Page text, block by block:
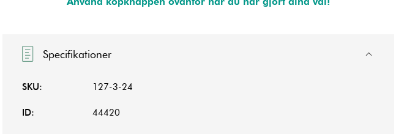
Specifikationer
SKU: 127-3-24
ID: 44420